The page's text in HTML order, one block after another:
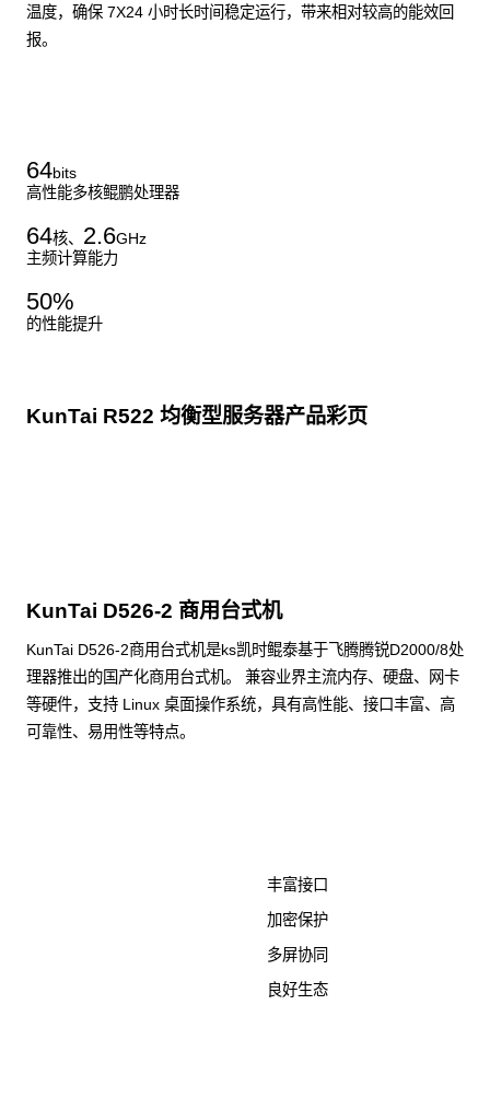
温度，确保 7X24 小时长时间稳定运行，带来相对较高的能效回
报。
64bits
高性能多核鲲鹏处理器
64核、 2.6GHz
主频计算能力
50%
的性能提升
KunTai R522 均衡型服务器产品彩页
KunTai D526-2 商用台式机
KunTai D526-2商用台式机是ks凯时鲲泰基于飞腾腾锐D2000/8处
理器推出的国产化商用台式机。 兼容业界主流内存、硬盘、网卡
等硬件，支持 Linux 桌面操作系统，具有高性能、接口丰富、高
可靠性、易用性等特点。
丰富接口
加密保护
多屏协同
良好生态